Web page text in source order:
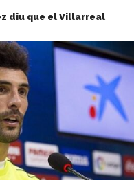
diu que el Villarreal